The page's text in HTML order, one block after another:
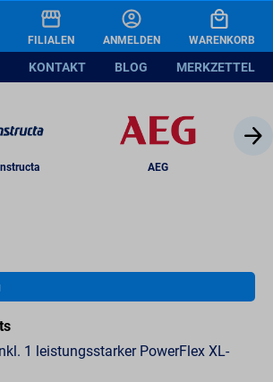
FILIALEN ANMELDEN WARENKORB
KONTAKT BLOG MERKZETTEL
AEG
1 leistungsstarker PowerFlex XL-
Warenkorb legen